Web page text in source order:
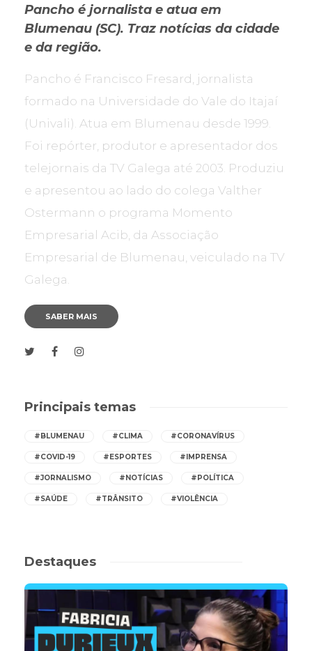
Pancho é jornalista e atua em
Blumenau (SC). Traz notícias da cidade
e da região.
Pancho é Francisco Fresard, jornalista
formado na Universidade do Vale do Itajaí
(Univali). Atua em Blumenau desde 1999.
Foi repórter, produtor e apresentador dos
telejornais da TV Galega até 2003. Produziu
e apresentou ao lado do colega Valther
Ostermann o programa Momento
Empresarial Acib, da Associação
Empresarial de Blumenau, veiculado na TV
Galega.
SABER MAIS
Principais temas
#BLUMENAU #CLIMA #CORONAVÍRUS
#COVID-19 #ESPORTES #IMPRENSA
#JORNALISMO #NOTÍCIAS #POLÍTICA
#SAÚDE #TRÂNSITO #VIOLÊNCIA
Destaques